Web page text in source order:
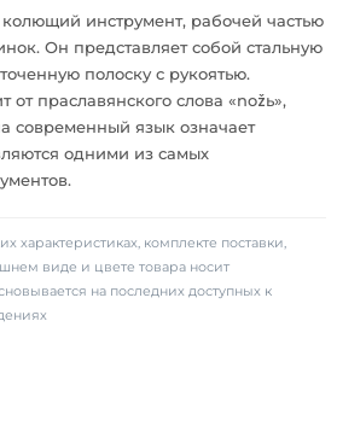
инструмент, рабочей частью
Он представляет собой стальную
полоску с рукоятью.
от праславянского слова «nožь»,
современный язык означает
одними из самых
характеристиках, комплекте поставки,
виде и цвете товара носит
на последних доступных к